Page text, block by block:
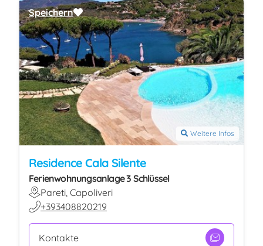
Weitere Infos
Residence Cala Silente
Ferienwohnungsanlage 3 Schlüssel
Pareti, Capoliveri
+393408820219
Kontakte
Speichern